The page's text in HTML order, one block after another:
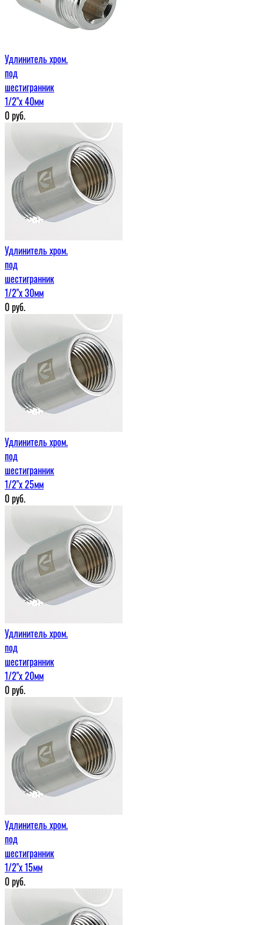
Удлинитель хром.
под
шестигранник
1/2"х 40мм
0руб.
Удлинитель хром.
под
шестигранник
1/2"х 30мм
0руб.
Удлинитель хром.
под
шестигранник
1/2"х 25мм
0руб.
Удлинитель хром.
под
шестигранник
1/2"х 20мм
0руб.
Удлинитель хром.
под
шестигранник
1/2"х 15мм
0руб.